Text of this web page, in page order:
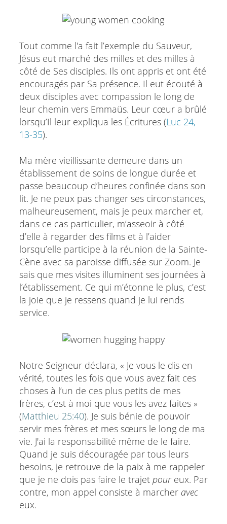
Tout comme l'a fait l’exemple du Sauveur,
Jésus eut marché des milles et des milles à
côté de Ses disciples. Ils ont appris et ont été
encouragés par Sa présence. Il eut écouté à
deux disciples avec compassion le long de
leur chemin vers Emmaüs. Leur cœur a brûlé
lorsqu’Il leur expliqua les Écritures (Luc 24,
13-35).
Ma mère vieillissante demeure dans un
établissement de soins de longue durée et
passe beaucoup d’heures confinée dans son
lit. Je ne peux pas changer ses circonstances,
malheureusement, mais je peux marcher et,
dans ce cas particulier, m’asseoir à côté
d’elle à regarder des films et à l’aider
lorsqu’elle participe à la réunion de la Sainte-
Cène avec sa paroisse diffusée sur Zoom. Je
sais que mes visites illuminent ses journées à
l’établissement. Ce qui m’étonne le plus, c’est
la joie que je ressens quand je lui rends
service.
Notre Seigneur déclara, « Je vous le dis en
vérité, toutes les fois que vous avez fait ces
choses à l’un de ces plus petits de mes
frères, c’est à moi que vous les avez faites »
(Matthieu 25:40). Je suis bénie de pouvoir
servir mes frères et mes sœurs le long de ma
vie. J'ai la responsabilité même de le faire.
Quand je suis découragée par tous leurs
besoins, je retrouve de la paix à me rappeler
que je ne dois pas faire le trajet poureux. Par
contre, mon appel consiste à marcher avec
eux.